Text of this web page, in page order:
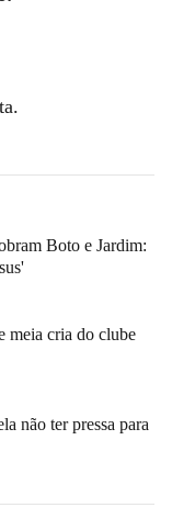
Boto e Jardim:
meia cria do clube
não ter pressa para